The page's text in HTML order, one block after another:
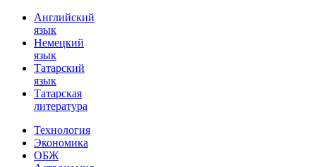
Английский
язык
Немецкий
язык
Татарский
язык
Татарская
литература
Технология
Экономика
ОБЖ